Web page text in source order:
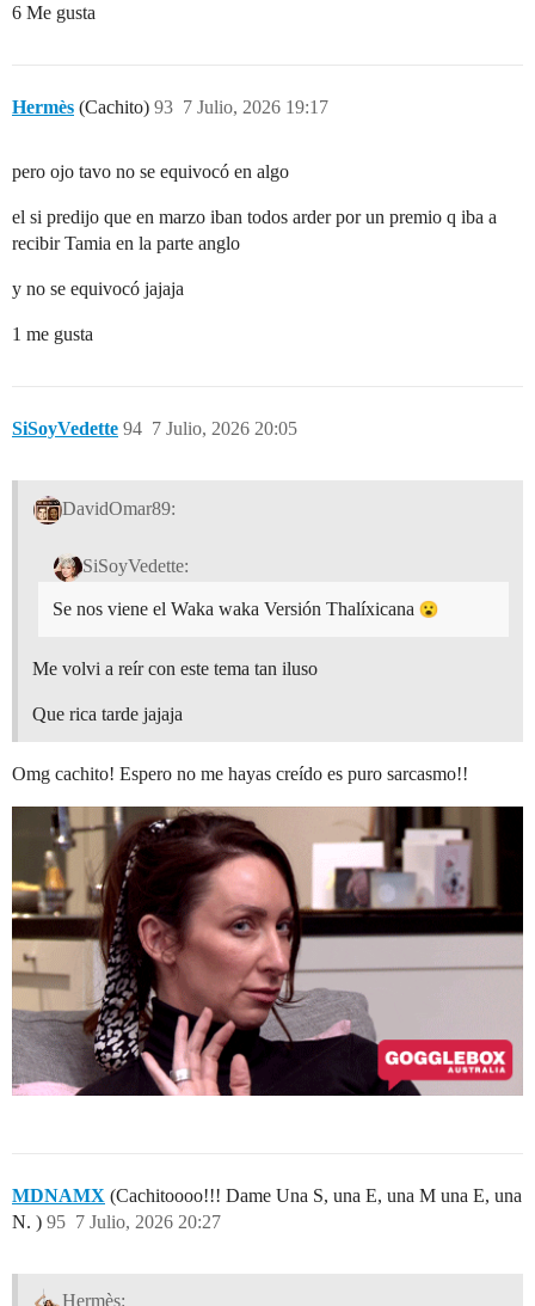
6 Me gusta
Hermès (Cachito) 7 Julio, 2026 19:17
93
pero ojo tavo no se equivocó en algo
el si predijo que en marzo iban todos arder por un premio q iba a
recibir Tamia en la parte anglo
y no se equivocó jajaja
1 me gusta
SiSoyVedette 7 Julio, 2026 20:05
94
DavidOmar89:
SiSoyVedette:
Se nos viene el Waka waka Versión Thalíxicana
Me volvi a reír con este tema tan iluso
Que rica tarde jajaja
Omg cachito! Espero no me hayas creído es puro sarcasmo!!
MDNAMX (Cachitoooo!!! Dame Una S, una E, una M una E, una
N. )
7 Julio, 2026 20:27
95
Hermès: